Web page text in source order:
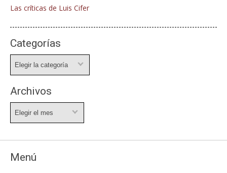
Las críticas de Luis Cifer
Categorías
Archivos
Menú